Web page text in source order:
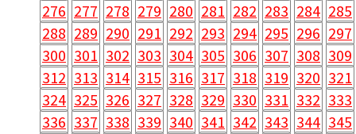
276 277 278 279 280 281 282 283 284 285
288 289 290 291 292 293 294 295 296 297
300 301 302 303 304 305 306 307 308 309
312 313 314 315 316 317 318 319 320 321
324 325 326 327 328 329 330 331 332 333
336 337 338 339 340 341 342 343 344 345